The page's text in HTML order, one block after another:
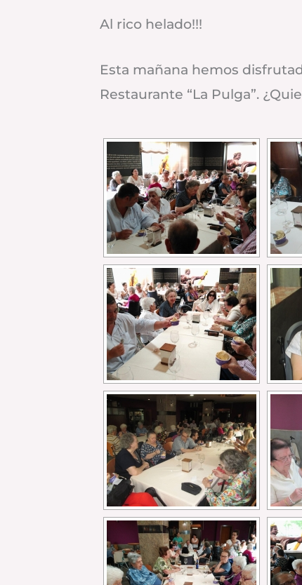
Al rico helado!!!
Esta mañana hemos
Restaurante “La Pulga”.